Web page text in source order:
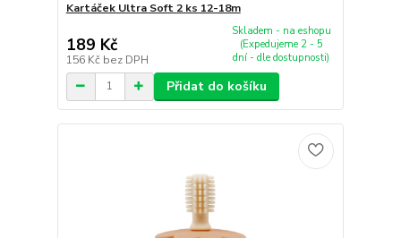
Kartáček Ultra Soft 2 ks 12-18m
189 Kč
156 Kč bez DPH
Skladem - na eshopu
(Expedujeme 2 - 5
dní - dle dostupnosti)
Přidat do košíku